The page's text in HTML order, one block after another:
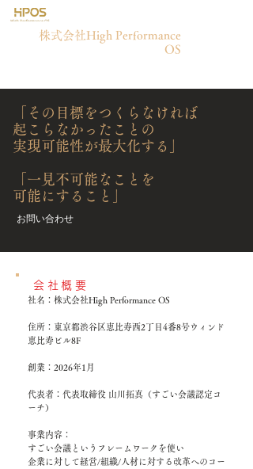
​株式会社High Performance
OS
「その目標をつくらなければ
起こらなかったことの
実現可能性が最大化する」
「一見不可能なことを
可能にすること」
お問い合わせ
会社概要
社名：株式会社High Performance OS
住所：東京都渋谷区恵比寿西2丁目4番8号ウィンド
恵比寿ビル8F
創業：2026年1月
代表者：代表取締役 山川拓真（すごい会議認定コ
ーチ）
事業内容：
すごい会議というフレームワークを使い
企業に対して経営/組織/人材に対する改革へのコー